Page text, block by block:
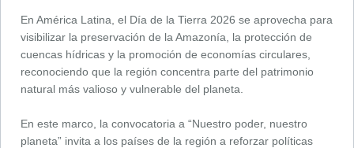
En América Latina, el Día de la Tierra 2026 se aprovecha para
visibilizar la preservación de la Amazonía, la protección de
cuencas hídricas y la promoción de economías circulares,
reconociendo que la región concentra parte del patrimonio
natural más valioso y vulnerable del planeta.
En este marco, la convocatoria a “Nuestro poder, nuestro
planeta” invita a los países de la región a reforzar políticas